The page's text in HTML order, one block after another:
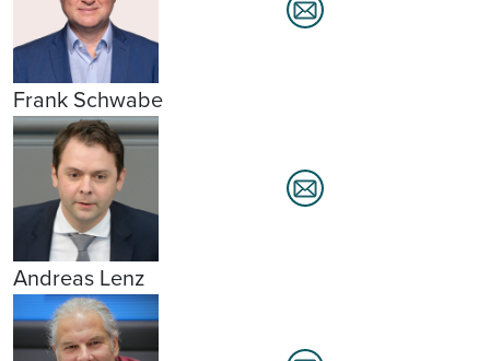
Frank Schwabe
Andreas Lenz